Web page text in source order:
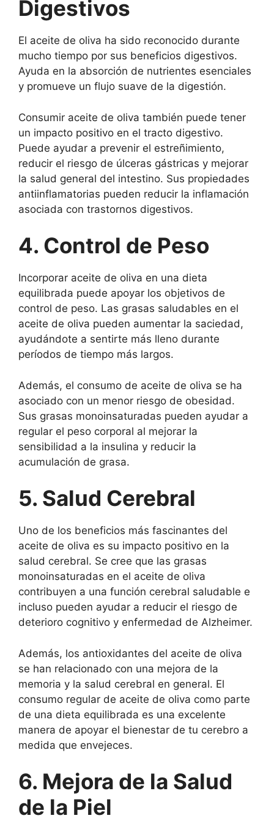
Digestivos
El aceite de oliva ha sido reconocido durante
mucho tiempo por sus beneficios digestivos.
Ayuda en la absorción de nutrientes esenciales
y promueve un flujo suave de la digestión.
Consumir aceite de oliva también puede tener
un impacto positivo en el tracto digestivo.
Puede ayudar a prevenir el estreñimiento,
reducir el riesgo de úlceras gástricas y mejorar
la salud general del intestino. Sus propiedades
antiinflamatorias pueden reducir la inflamación
asociada con trastornos digestivos.
4. Control de Peso
Incorporar aceite de oliva en una dieta
equilibrada puede apoyar los objetivos de
control de peso. Las grasas saludables en el
aceite de oliva pueden aumentar la saciedad,
ayudándote a sentirte más lleno durante
períodos de tiempo más largos.
Además, el consumo de aceite de oliva se ha
asociado con un menor riesgo de obesidad.
Sus grasas monoinsaturadas pueden ayudar a
regular el peso corporal al mejorar la
sensibilidad a la insulina y reducir la
acumulación de grasa.
5. Salud Cerebral
Uno de los beneficios más fascinantes del
aceite de oliva es su impacto positivo en la
salud cerebral. Se cree que las grasas
monoinsaturadas en el aceite de oliva
contribuyen a una función cerebral saludable e
incluso pueden ayudar a reducir el riesgo de
deterioro cognitivo y enfermedad de Alzheimer.
Además, los antioxidantes del aceite de oliva
se han relacionado con una mejora de la
memoria y la salud cerebral en general. El
consumo regular de aceite de oliva como parte
de una dieta equilibrada es una excelente
manera de apoyar el bienestar de tu cerebro a
medida que envejeces.
6. Mejora de la Salud
de la Piel